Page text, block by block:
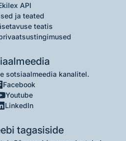
API
ja teated
teatis
sotsiaalmeedia kanalitel.
Facebook
Youtube
LinkedIn
tagasiside